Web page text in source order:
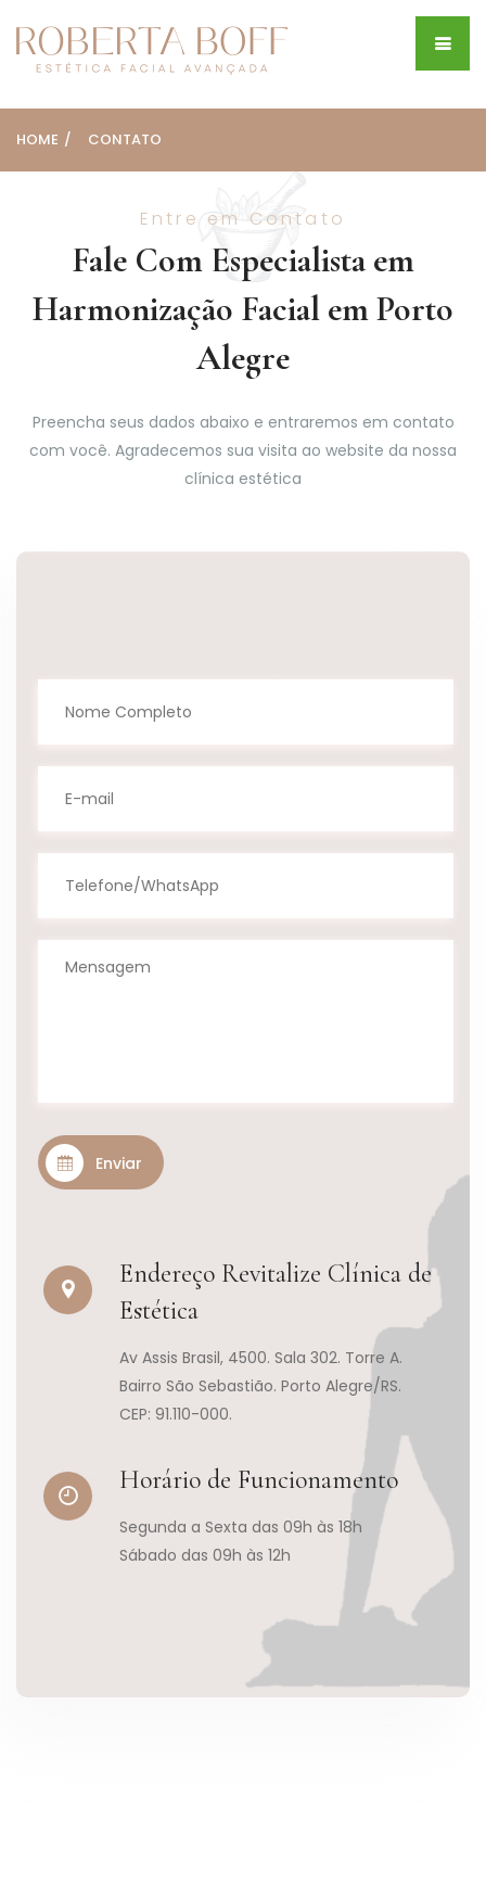
HOME CONTATO
Entre em Contato
Fale Com Especialista em
Harmonização Facial em Porto
Alegre
Preencha seus dados abaixo e entraremos em contato
com você. Agradecemos sua visita ao website da nossa
clínica estética
Enviar
Endereço Revitalize Clínica de
Estética
Av Assis Brasil, 4500. Sala 302. Torre A.
Bairro São Sebastião. Porto Alegre/RS.
CEP: 91.110-000.
Horário de Funcionamento
Segunda a Sexta das 09h às 18h
Sábado das 09h às 12h